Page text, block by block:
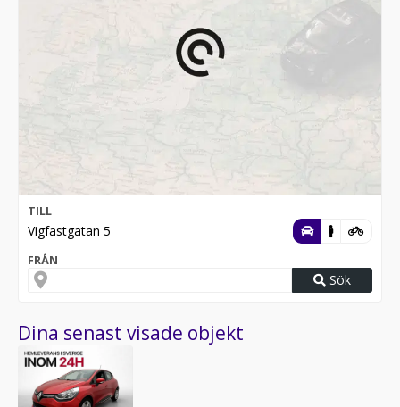
TILL
Vigfastgatan 5
FRÅN
Sök
Dina senast visade objekt